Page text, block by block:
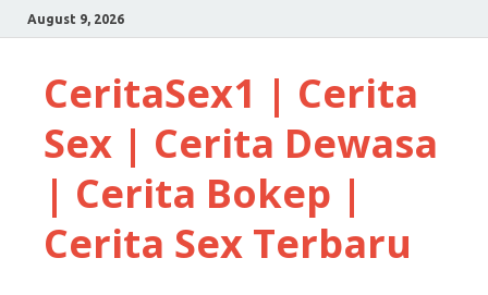
August 9, 2026
CeritaSex1 | Cerita
Sex | Cerita Dewasa
| Cerita Bokep |
Cerita Sex Terbaru